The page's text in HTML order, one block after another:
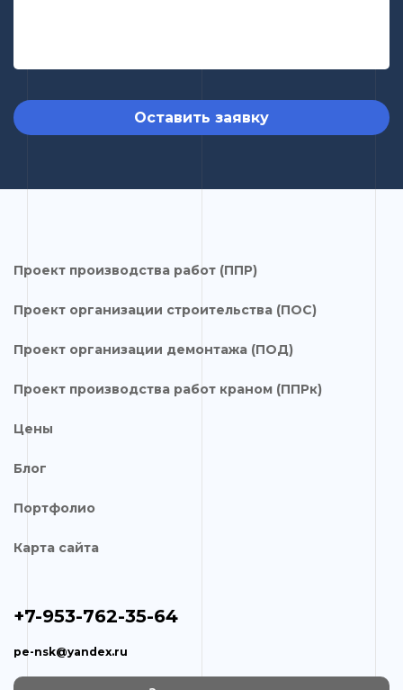
Оставить заявку
Проект производства работ (ППР)
Проект организации строительства (ПОС)
Проект организации демонтажа (ПОД)
Проект производства работ краном (ППРк)
Цены
Блог
Портфолио
Карта сайта
+7-953-762-35-64
pe-nsk@yandex.ru